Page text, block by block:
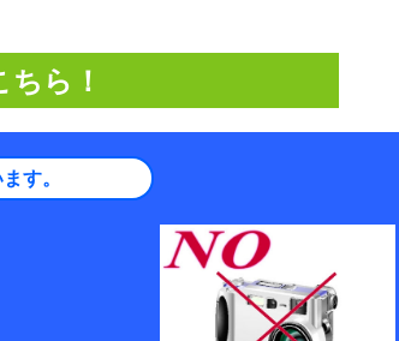
ら！
す。